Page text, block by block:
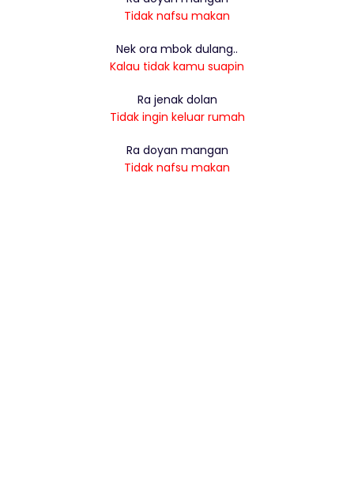
Tidak nafsu makan
Nek ora mbok dulang..
Kalau tidak kamu suapin
Ra jenak dolan
Tidak ingin keluar rumah
Ra doyan mangan
Tidak nafsu makan